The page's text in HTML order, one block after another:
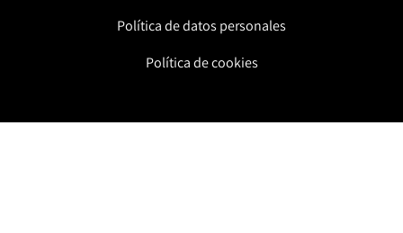
Política de datos personales
Política de cookies